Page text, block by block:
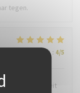
tegen.
质价比: 4/5
Für uns, die seit